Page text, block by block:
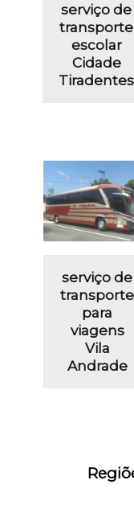
serviço de
transporte
escolar
Cidade
Tiradentes
serviço de
transporte
para
viagens
Vila
Andrade